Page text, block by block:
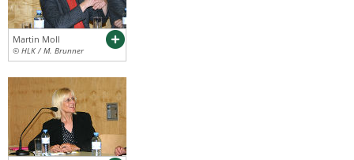
Martin Moll
© HLK / M. Brunner